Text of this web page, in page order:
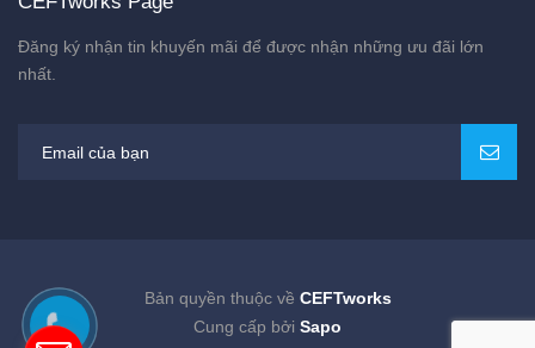
Đăng ký nhận tin khuyến mãi để được nhận những ưu đãi lớn
nhất.
Bản quyền thuộc về CEFTworks
Cung cấp bởi Sapo